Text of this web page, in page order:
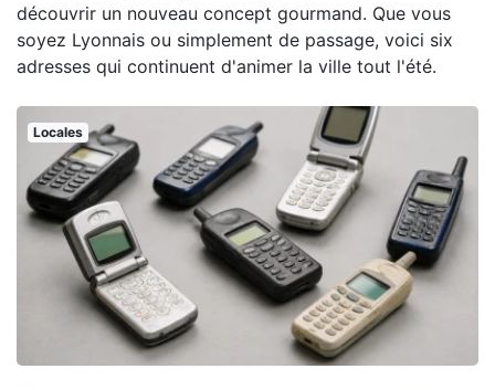
découvrir un nouveau concept gourmand. Que vous
soyez Lyonnais ou simplement de passage, voici six
adresses qui continuent d'animer la ville tout l'été.
Locales